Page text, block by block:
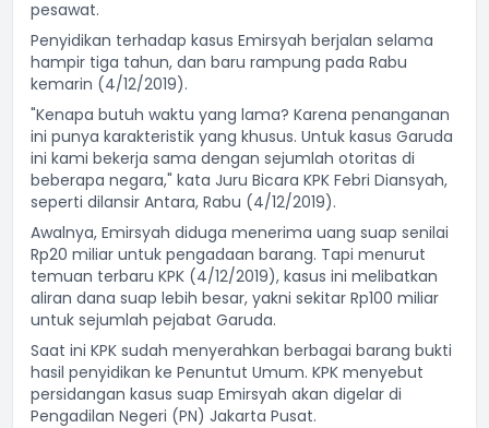
pesawat.
Penyidikan terhadap kasus Emirsyah berjalan selama
hampir tiga tahun, dan baru rampung pada Rabu
kemarin (4/12/2019).
"Kenapa butuh waktu yang lama? Karena penanganan
ini punya karakteristik yang khusus. Untuk kasus Garuda
ini kami bekerja sama dengan sejumlah otoritas di
beberapa negara," kata Juru Bicara KPK Febri Diansyah,
seperti dilansir Antara, Rabu (4/12/2019).
Awalnya, Emirsyah diduga menerima uang suap senilai
Rp20 miliar untuk pengadaan barang. Tapi menurut
temuan terbaru KPK (4/12/2019), kasus ini melibatkan
aliran dana suap lebih besar, yakni sekitar Rp100 miliar
untuk sejumlah pejabat Garuda.
Saat ini KPK sudah menyerahkan berbagai barang bukti
hasil penyidikan ke Penuntut Umum. KPK menyebut
persidangan kasus suap Emirsyah akan digelar di
Pengadilan Negeri (PN) Jakarta Pusat.